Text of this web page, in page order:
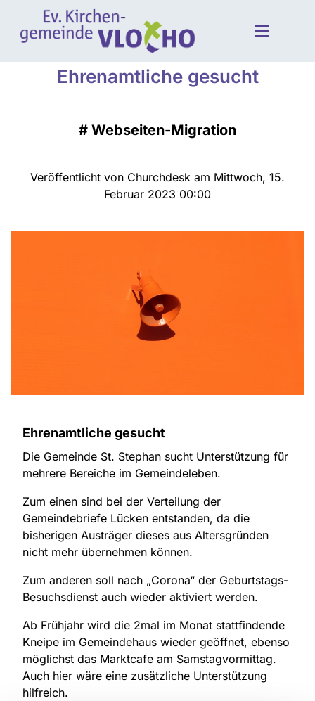
Ehrenamtliche gesucht
# Webseiten-Migration
Veröffentlicht von Churchdesk am Mittwoch, 15.
Februar 2023 00:00
Ehrenamtliche gesucht
Die Gemeinde St. Stephan sucht Unterstützung für
mehrere Bereiche im Gemeindeleben.
Zum einen sind bei der Verteilung der
Gemeindebriefe Lücken entstanden, da die
bisherigen Austräger dieses aus Altersgründen
nicht mehr übernehmen können.
Zum anderen soll nach „Corona“ der Geburtstags-
Besuchsdienst auch wieder aktiviert werden.
Ab Frühjahr wird die 2mal im Monat stattfindende
Kneipe im Gemeindehaus wieder geöffnet, ebenso
möglichst das Marktcafe am Samstagvormittag.
Auch hier wäre eine zusätzliche Unterstützung
hilfreich.